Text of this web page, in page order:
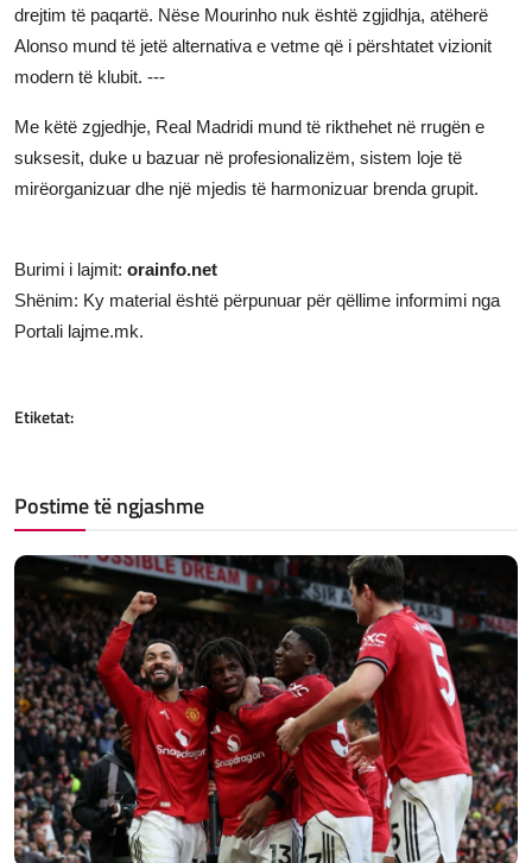
drejtim të paqartë. Nëse Mourinho nuk është zgjidhja, atëherë
Alonso mund të jetë alternativa e vetme që i përshtatet vizionit
modern të klubit. ---
Me këtë zgjedhje, Real Madridi mund të rikthehet në rrugën e
suksesit, duke u bazuar në profesionalizëm, sistem loje të
mirëorganizuar dhe një mjedis të harmonizuar brenda grupit.
Burimi i lajmit: orainfo.net
Shënim: Ky material është përpunuar për qëllime informimi nga
Portali lajme.mk.
Etiketat:
Postime të ngjashme